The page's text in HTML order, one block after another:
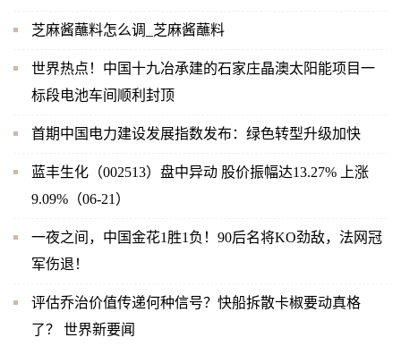
芝麻酱蘸料怎么调_芝麻酱蘸料
世界热点！中国十九冶承建的石家庄晶澳太阳能项目一
标段电池车间顺利封顶
首期中国电力建设发展指数发布：绿色转型升级加快
蓝丰生化（002513）盘中异动 股价振幅达13.27% 上涨
9.09%（06-21）
一夜之间，中国金花1胜1负！90后名将KO劲敌，法网冠
军伤退！
评估乔治价值传递何种信号？快船拆散卡椒要动真格
了？ 世界新要闻